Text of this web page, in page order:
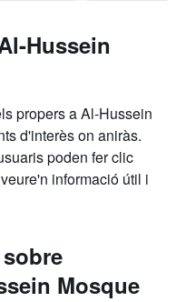
Hussein
propers a Al-Hussein
d'interès on aniràs.
poden fer clic
informació útil i
Mosque